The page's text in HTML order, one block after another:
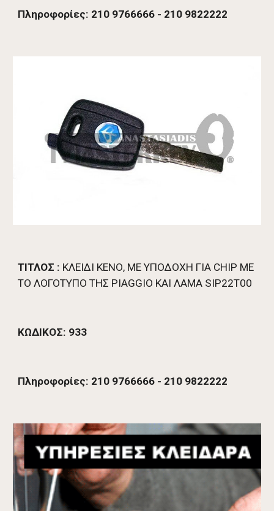
Πληροφορίες: 210 9766666 - 210 9822222
ΤΙΤΛΟΣ : ΚΛΕΙΔΙ ΚΕΝΟ, ΜΕ ΥΠΟΔΟΧΗ ΓΙΑ CHIP ME
ΚΩΔΙΚΟΣ: 933
Πληροφορίες: 210 9766666 - 210 9822222